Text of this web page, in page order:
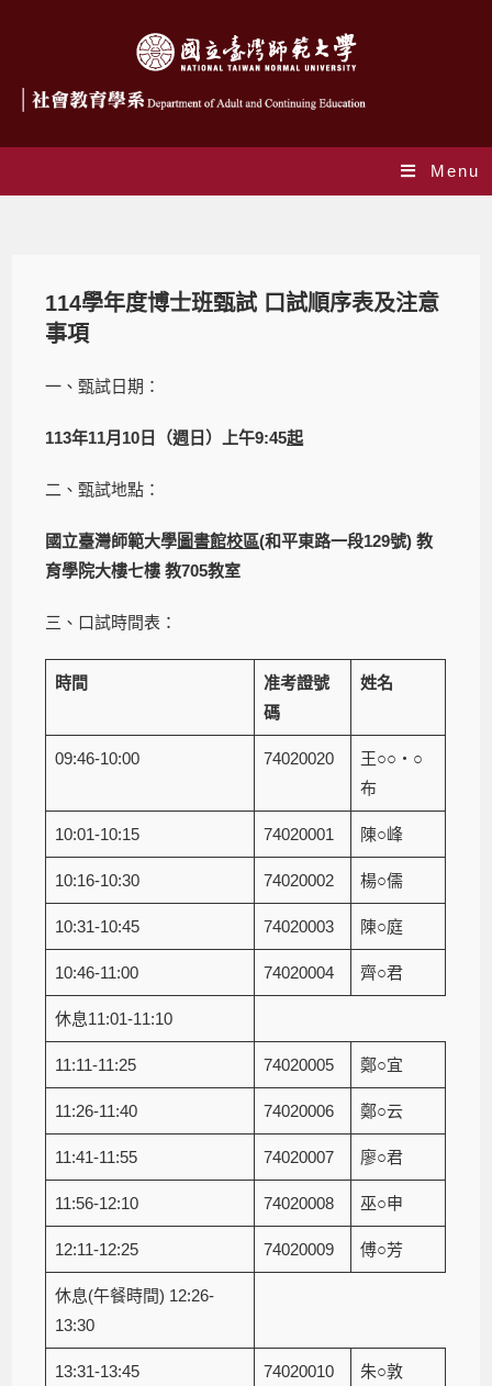
Menu
114學年度博士班甄試 口試順序表及注意
事項
一、甄試日期：
113年11月10日（週日）上午9:45起
二、甄試地點：
國立臺灣師範大學圖書館校區(和平東路一段129號)教
育學院大樓七樓 教705教室
三、口試時間表：
時間
准考證號
碼
姓名
09:46-10:00 74020020
王○○‧○
布
10:01-10:15 74020001 陳○峰
10:16-10:30 74020002 楊○儒
10:31-10:45 74020003 陳○庭
10:46-11:00 74020004 齊○君
休息11:01-11:10
11:11-11:25 74020005 鄭○宜
11:26-11:40 74020006 鄭○云
11:41-11:55 74020007 廖○君
11:56-12:10 74020008 巫○申
12:11-12:25 74020009 傅○芳
休息(午餐時間) 12:26-
13:30
13:31-13:45 74020010 朱○敦